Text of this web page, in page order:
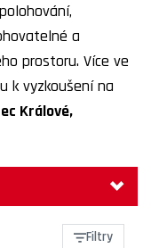
a
prostoru. Více ve
k vyzkoušení na
Králové,
Filtry